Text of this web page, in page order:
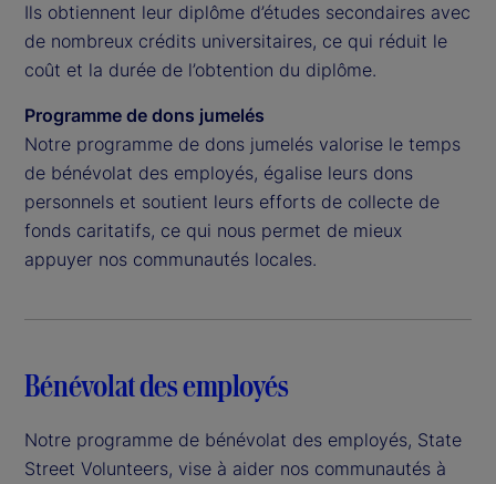
Ils obtiennent leur diplôme d’études secondaires avec
de nombreux crédits universitaires, ce qui réduit le
coût et la durée de l’obtention du diplôme.
Programme de dons jumelés
Notre programme de dons jumelés valorise le temps
de bénévolat des employés, égalise leurs dons
personnels et soutient leurs efforts de collecte de
fonds caritatifs, ce qui nous permet de mieux
appuyer nos communautés locales.
Bénévolat des employés
Notre programme de bénévolat des employés, State
Street Volunteers, vise à aider nos communautés à